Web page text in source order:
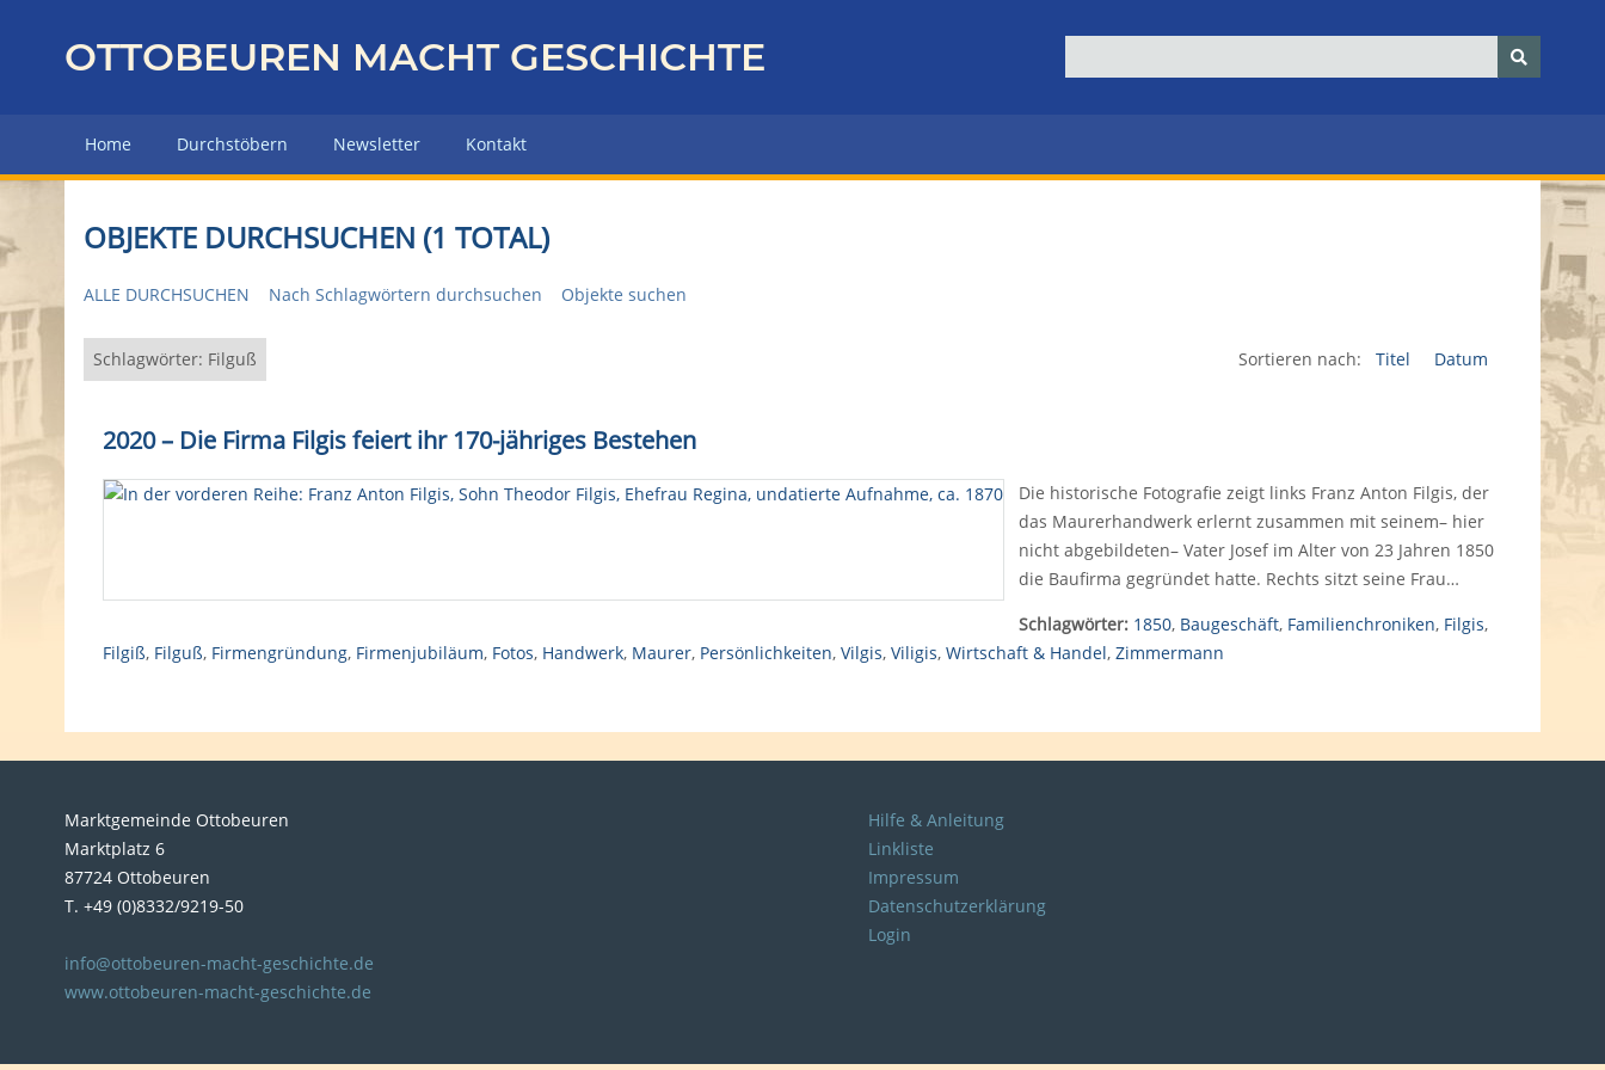
z
r
H
u
p
e
OTTOBEUREN MACHT GESCHICHTE
Home Durchstöbern Newsletter Kontakt
OBJEKTE DURCHSUCHEN (1 TOTAL)
ALLE DURCHSUCHEN Nach Schlagwörtern durchsuchen Objekte suchen
Schlagwörter: Filguß Sortieren nach: Titel Datum
2020 – Die Firma Filgis feiert ihr 170-jähriges Bestehen
Die historische Fotografie zeigt links Franz Anton Filgis, der
das Maurerhandwerk erlernt zusammen mit seinem– hier
nicht abgebildeten– Vater Josef im Alter von 23 Jahren 1850
die Baufirma gegründet hatte. Rechts sitzt seine Frau…
Schlagwörter: 1850, Baugeschäft, Familienchroniken, Filgis,
Filgiß, Filguß, Firmengründung, Firmenjubiläum, Fotos, Handwerk, Maurer, Persönlichkeiten, Vilgis, Viligis, Wirtschaft & Handel, Zimmermann
Marktgemeinde Ottobeuren
Marktplatz 6
87724 Ottobeuren
T. +49 (0)8332/9219-50
info@ottobeuren-macht-geschichte.de
www.ottobeuren-macht-geschichte.de
Hilfe & Anleitung
Linkliste
Impressum
Datenschutzerklärung
Login